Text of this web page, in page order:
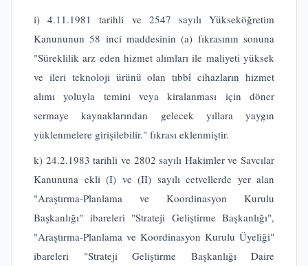
i) 4.11.1981 tarihli ve 2547 sayılı Yükseköğretim
Kanununun 58 inci maddesinin (a) fıkrasının sonuna
"Süreklilik arz eden hizmet alımları ile maliyeti yüksek
ve ileri teknoloji ürünü olan tıbbî cihazların hizmet
alımı yoluyla temini veya kiralanması için döner
sermaye kaynaklarından gelecek yıllara yaygın
yüklenmelere girişilebilir." fıkrası eklenmiştir.
k) 24.2.1983 tarihli ve 2802 sayılı Hakimler ve Savcılar
Kanununa ekli (I) ve (II) sayılı cetvellerde yer alan
"Araştırma-Planlama ve Koordinasyon Kurulu
Başkanlığı" ibareleri "Strateji Geliştirme Başkanlığı",
"Araştırma-Planlama ve Koordinasyon Kurulu Üyeliği"
ibareleri "Strateji Geliştirme Başkanlığı Daire